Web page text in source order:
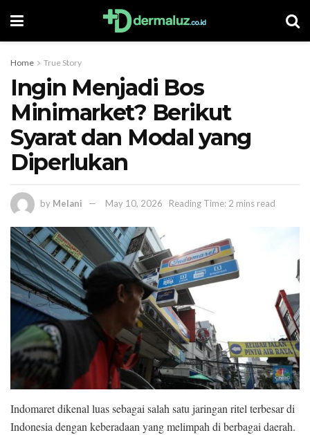
Home True Story
Ingin Menjadi Bos
Minimarket? Berikut
Syarat dan Modal yang
Diperlukan
by Melani May 10, 2026 Reading Time: 2 mins read
Indomaret dikenal luas sebagai salah satu jaringan ritel terbesar di
Indonesia dengan keberadaan yang melimpah di berbagai daerah.